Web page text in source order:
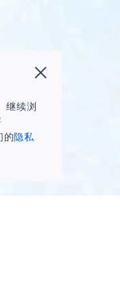
继续浏
的隐私